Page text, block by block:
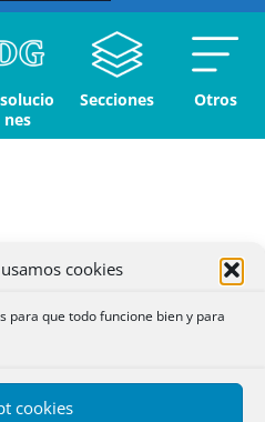
cookies
para que todo funcione bien y para
cookies
nes
Secciones Otros